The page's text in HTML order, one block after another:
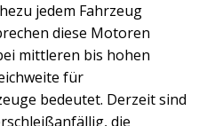
jedem Fahrzeug
diese Motoren
mittleren bis hohen
für
bedeutet. Derzeit sind
die